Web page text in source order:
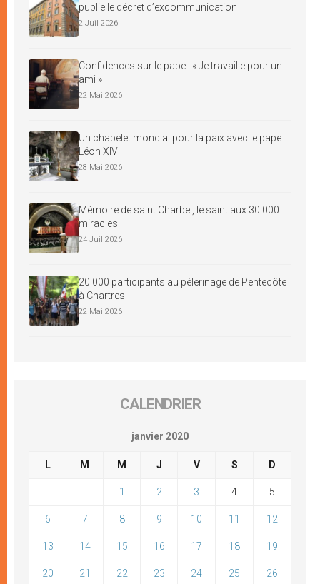
publie le décret d’excommunication
2 Juil 2026
Confidences sur le pape : « Je travaille pour un
ami »
22 Mai 2026
Un chapelet mondial pour la paix avec le pape
Léon XIV
28 Mai 2026
Mémoire de saint Charbel, le saint aux 30 000
miracles
24 Juil 2026
20 000 participants au pèlerinage de Pentecôte
à Chartres
22 Mai 2026
CALENDRIER
janvier 2020
L M M J V S D
1 2 3 4 5
6 7 8 9 10 11 12
13 14 15 16 17 18 19
20 21 22 23 24 25 26